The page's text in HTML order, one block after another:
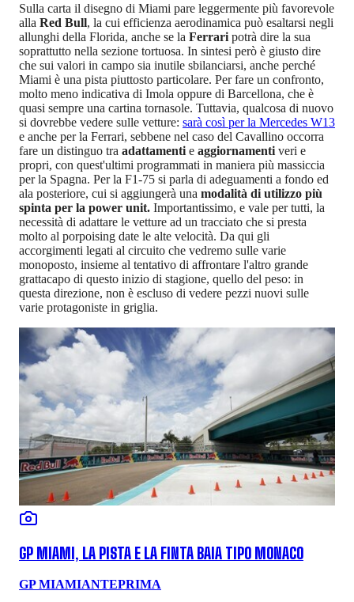
Sulla carta il disegno di Miami pare leggermente più favorevole
alla Red Bull, la cui efficienza aerodinamica può esaltarsi negli
allunghi della Florida, anche se la Ferrari potrà dire la sua
soprattutto nella sezione tortuosa. In sintesi però è giusto dire
che sui valori in campo sia inutile sbilanciarsi, anche perché
Miami è una pista piuttosto particolare. Per fare un confronto,
molto meno indicativa di Imola oppure di Barcellona, che è
quasi sempre una cartina tornasole. Tuttavia, qualcosa di nuovo
si dovrebbe vedere sulle vetture: sarà così per la Mercedes W13
e anche per la Ferrari, sebbene nel caso del Cavallino occorra
fare un distinguo tra adattamenti e aggiornamenti veri e
propri, con quest'ultimi programmati in maniera più massiccia
per la Spagna. Per la F1-75 si parla di adeguamenti a fondo ed
ala posteriore, cui si aggiungerà una modalità di utilizzo più
spinta per la power unit. Importantissimo, e vale per tutti, la
necessità di adattare le vetture ad un tracciato che si presta
molto al porpoising date le alte velocità. Da qui gli
accorgimenti legati al circuito che vedremo sulle varie
monoposto, insieme al tentativo di affrontare l'altro grande
grattacapo di questo inizio di stagione, quello del peso: in
questa direzione, non è escluso di vedere pezzi nuovi sulle
varie protagoniste in griglia.
GP MIAMI, LA PISTA E LA FINTA BAIA TIPO MONACO
GP MIAMIANTEPRIMA